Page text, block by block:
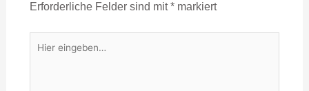
Erforderliche Felder sind mit*markiert